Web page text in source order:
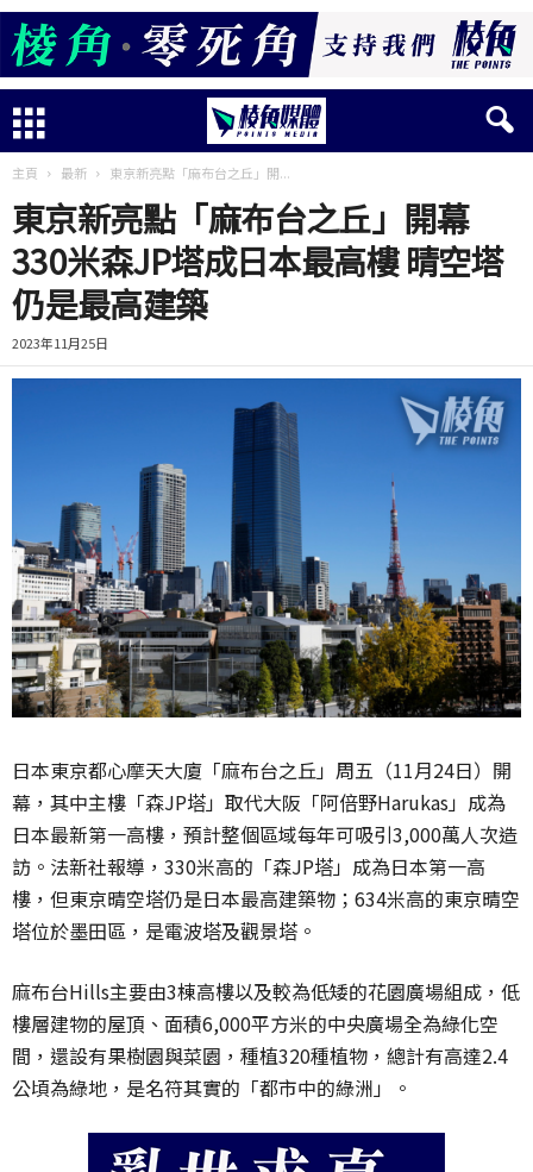
主頁 最新 東京新亮點「麻布台之丘」開...
東京新亮點「麻布台之丘」開幕
330米森JP塔成日本最高樓 晴空塔
仍是最高建築
2023年11月25日
日本東京都心摩天大廈「麻布台之丘」周五（11月24日）開
幕，其中主樓「森JP塔」取代大阪「阿倍野Harukas」成為
日本最新第一高樓，預計整個區域每年可吸引3,000萬人次造
訪。法新社報導，330米高的「森JP塔」成為日本第一高
樓，但東京晴空塔仍是日本最高建築物；634米高的東京晴空
塔位於墨田區，是電波塔及觀景塔。
麻布台Hills主要由3棟高樓以及較為低矮的花園廣場組成，低
樓層建物的屋頂、面積6,000平方米的中央廣場全為綠化空
間，還設有果樹園與菜園，種植320種植物，總計有高達2.4
公頃為綠地，是名符其實的「都市中的綠洲」。